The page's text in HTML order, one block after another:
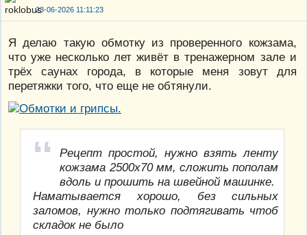
23-06-2026 11:11:23
Я делаю такую обмотку из проверенного кожзама,
что уже несколько лет живёт в тренажерном зале и
трёх саунах города, в которые меня зовут для
перетяжки того, что еще не обтянули.
Рецепт простой, нужно взять ленту
кожзама 2500х70 мм, сложить пополам
вдоль и прошить на швейной машинке.
Наматывается хорошо, без сильных
заломов, нужно только подтягивать чтоб
складок не было